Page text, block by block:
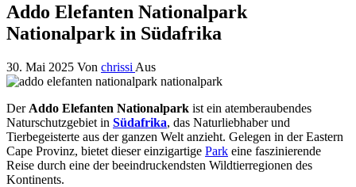
Addo Elefanten Nationalpark
Nationalpark in Südafrika
30. Mai 2025 Von chrissi Aus
Der Addo Elefanten Nationalpark ist ein atemberaubendes
Naturschutzgebiet in Südafrika, das Naturliebhaber und
Tierbegeisterte aus der ganzen Welt anzieht. Gelegen in der Eastern
Cape Provinz, bietet dieser einzigartige Park eine faszinierende
Reise durch eine der beeindruckendsten Wildtierregionen des
Kontinents.